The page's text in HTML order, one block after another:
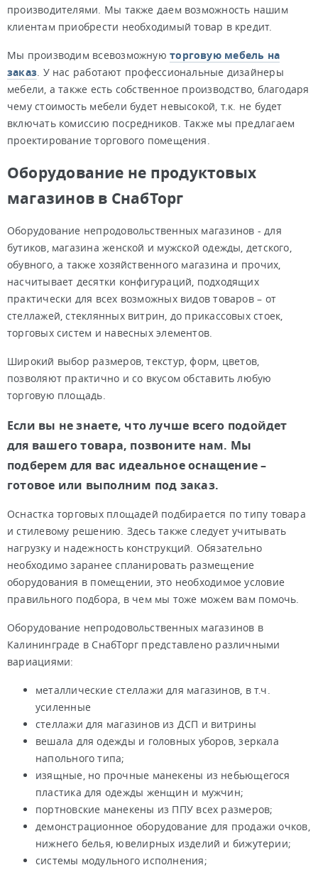
производителями. Мы также даем возможность нашим
клиентам приобрести необходимый товар в кредит.
Мы производим всевозможнуюторговую мебель на
заказ. У нас работают профессиональные дизайнеры
мебели, а также есть собственное производство, благодаря
чему стоимость мебели будет невысокой, т.к. не будет
включать комиссию посредников. Также мы предлагаем
проектирование торгового помещения.
Оборудование не продуктовых
магазинов в СнабТорг
Оборудование непродовольственных магазинов - для
бутиков, магазина женской и мужской одежды, детского,
обувного, а также хозяйственного магазина и прочих,
насчитывает десятки конфигураций, подходящих
практически для всех возможных видов товаров – от
стеллажей, стеклянных витрин, до прикассовых стоек,
торговых систем и навесных элементов.
Широкий выбор размеров, текстур, форм, цветов,
позволяют практично и со вкусом обставить любую
торговую площадь.
Если вы не знаете, что лучше всего подойдет
для вашего товара, позвоните нам. Мы
подберем для вас идеальное оснащение –
готовое или выполним под заказ.
Оснастка торговых площадей подбирается по типу товара
и стилевому решению. Здесь также следует учитывать
нагрузку и надежность конструкций. Обязательно
необходимо заранее спланировать размещение
оборудования в помещении, это необходимое условие
правильного подбора, в чем мы тоже можем вам помочь.
Оборудование непродовольственных магазинов в
Калининграде в СнабТорг представлено различными
вариациями:
металлические стеллажи для магазинов, в т.ч.
усиленные
стеллажи для магазинов из ДСП и витрины
вешала для одежды и головных уборов, зеркала
напольного типа;
изящные, но прочные манекены из небьющегося
пластика для одежды женщин и мужчин;
портновские манекены из ППУ всех размеров;
демонстрационное оборудование для продажи очков,
нижнего белья, ювелирных изделий и бижутерии;
системы модульного исполнения;